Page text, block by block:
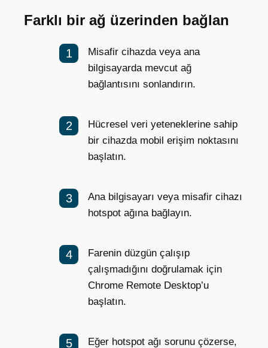
Farklı bir ağ üzerinden bağlan
Misafir cihazda veya ana
bilgisayarda mevcut ağ
bağlantısını sonlandırın.
Hücresel veri yeteneklerine sahip
bir cihazda mobil erişim noktasını
başlatın.
Ana bilgisayarı veya misafir cihazı
hotspot ağına bağlayın.
Farenin düzgün çalışıp
çalışmadığını doğrulamak için
Chrome Remote Desktop’u
başlatın.
Eğer hotspot ağı sorunu çözerse,